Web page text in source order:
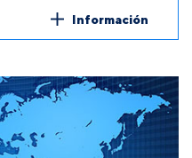
Información